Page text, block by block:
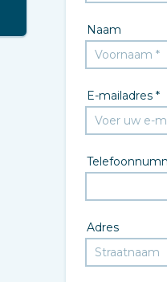
Naam
E-mailadres *
Adres